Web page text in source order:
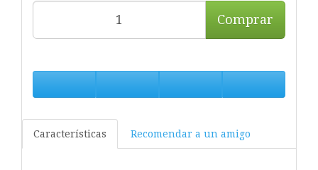
Comprar
Características Recomendar a un amigo